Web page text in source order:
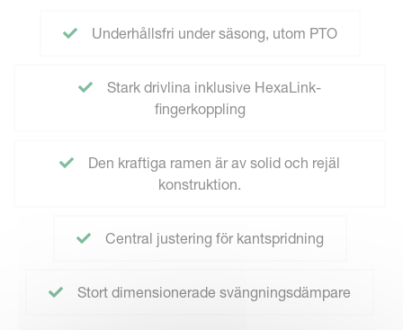
Underhållsfri under säsong, utom PTO
Stark drivlina inklusive HexaLink-
fingerkoppling
Den kraftiga ramen är av solid och rejäl
konstruktion.
Central justering för kantspridning
Stort dimensionerade svängningsdämpare